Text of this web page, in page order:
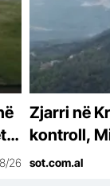
26
Zjarri në
kontroll,
400 forca
sot.com.al